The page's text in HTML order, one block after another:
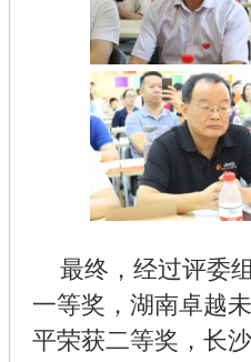
最终，经过评委
一等奖，湖南卓越
平荣获二等奖，长